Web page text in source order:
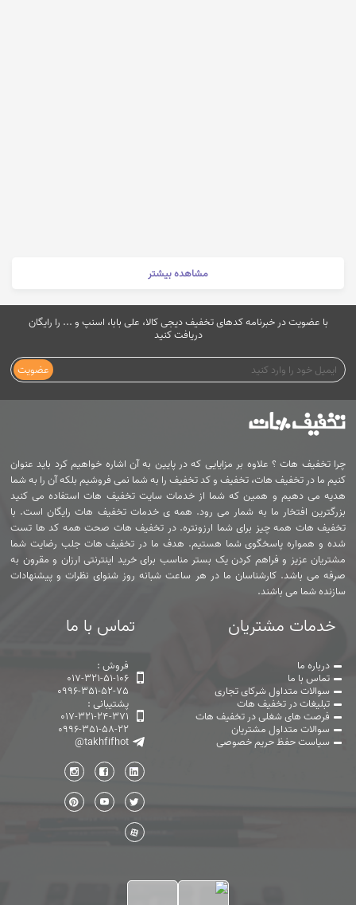
مشاهده بیشتر
با عضویت در خبرنامه کدهای تخفیف دیجی کالا، علی بابا، اسنپ و ... را رایگان
دریافت کنید
عضویت
چرا تخفیف هات ؟ علاوه بر مزایایی که در پایین به آن اشاره خواهیم کرد باید عنوان
کنیم ما در تخفیف هات، تخفیف و کد تخفیف را به شما نمی فروشیم بلکه آن را به شما
هدیه می دهیم و همین که شما از خدمات سایت تخفیف هات استفاده می کنید
بزرگترین افتخار ما به شمار می رود. همه ی خدمات تخفیف هات رایگان است. با
تخفیف هات همه چیز برای شما ارزونتره. در تخفیف هات صحت همه کد ها تست
شده و همواره پاسخگوی شما هستیم. هدف ما در تخفیف هات جلب رضایت شما
مشتریان عزیز و فراهم کردن یک بستر مناسب برای خرید اینترنتی ارزان و مقرون به
صرفه می باشد. کارشناسان ما در هر ساعت شبانه روز شنوای نظرات و پیشنهادات
سازنده شما می باشند.
خدمات مشتریان
درباره ما
تماس با ما
سوالات متداول شرکای تجاری
تبلیغات در تخفیف هات
فرصت های شغلی در تخفیف هات
سوالات متداول مشتریان
سیاست حفظ حریم خصوصی
تماس با ما
فروش :
017-321-51-106
0996-351-52-75
پشتیبانی :
017-321-24-371
0996-351-58-22
@takhfifhot